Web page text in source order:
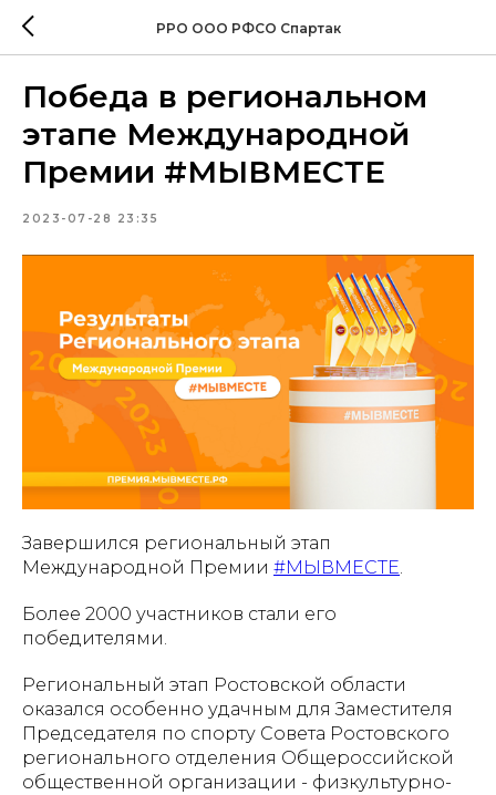
РРО ООО РФСО Спартак
Победа в региональном
этапе Международной
Премии #МЫВМЕСТЕ
2023-07-28 23:35
Завершился региональный этап
Международной Премии #МЫВМЕСТЕ.
Более 2000 участников стали его
победителями.
Региональный этап Ростовской области
оказался особенно удачным для Заместителя
Председателя по спорту Совета Ростовского
регионального отделения Общероссийской
общественной организации - физкультурно-